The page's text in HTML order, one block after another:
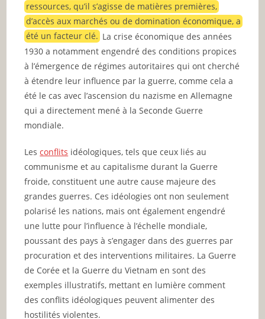
ressources, qu’il s’agisse de matières premières,
d’accès aux marchés ou de domination économique, a
été un facteur clé. La crise économique des années
1930 a notamment engendré des conditions propices
à l’émergence de régimes autoritaires qui ont cherché
à étendre leur influence par la guerre, comme cela a
été le cas avec l’ascension du nazisme en Allemagne
qui a directement mené à la Seconde Guerre
mondiale.
Lesconflits idéologiques, tels que ceux liés au
communisme et au capitalisme durant la Guerre
froide, constituent une autre cause majeure des
grandes guerres. Ces idéologies ont non seulement
polarisé les nations, mais ont également engendré
une lutte pour l’influence à l’échelle mondiale,
poussant des pays à s’engager dans des guerres par
procuration et des interventions militaires. La Guerre
de Corée et la Guerre du Vietnam en sont des
exemples illustratifs, mettant en lumière comment
des conflits idéologiques peuvent alimenter des
hostilités violentes.